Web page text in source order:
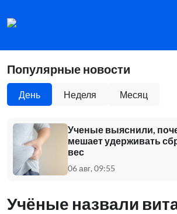
Популярные новости
День Неделя Месяц
Ученые выяснили,
мешает удерживать
вес
06 авг, 09:55
Учёные назвали